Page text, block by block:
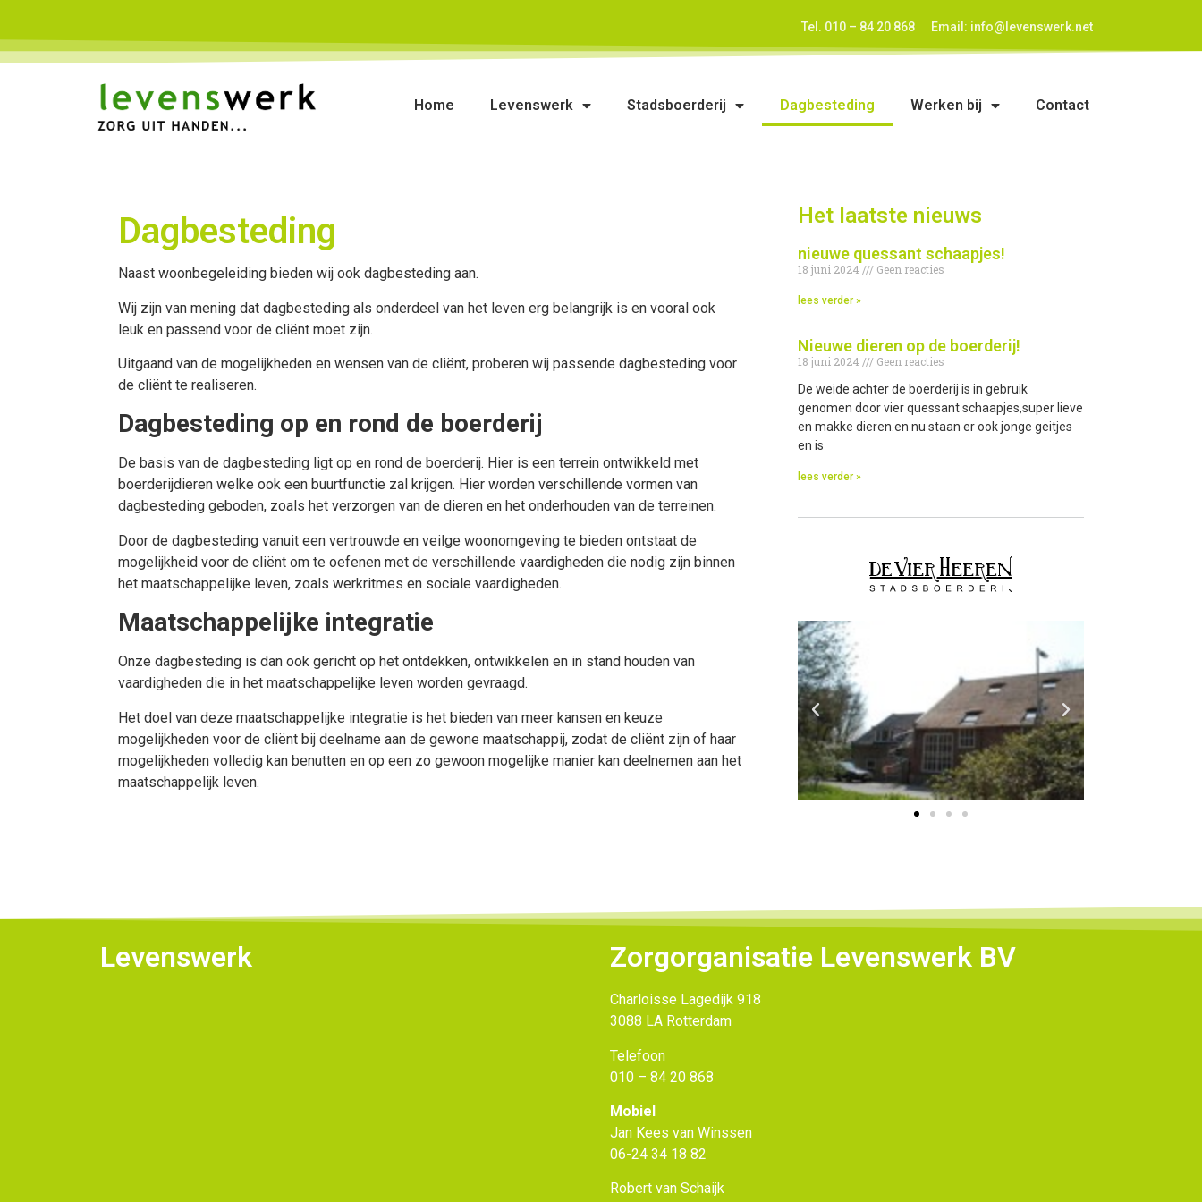
Tel. 010 – 84 20 868 Email: info@levenswerk.net
Home Levenswerk Stadsboerderij Dagbesteding Werken bij Contact
Dagbesteding
Naast woonbegeleiding bieden wij ook dagbesteding aan.
Wij zijn van mening dat dagbesteding als onderdeel van het leven erg belangrijk is en vooral ook
leuk en passend voor de cliënt moet zijn.
Uitgaand van de mogelijkheden en wensen van de cliënt, proberen wij passende dagbesteding voor
de cliënt te realiseren.
Dagbesteding op en rond de boerderij
De basis van de dagbesteding ligt op en rond de boerderij. Hier is een terrein ontwikkeld met
boerderijdieren welke ook een buurtfunctie zal krijgen. Hier worden verschillende vormen van
dagbesteding geboden, zoals het verzorgen van de dieren en het onderhouden van de terreinen.
Door de dagbesteding vanuit een vertrouwde en veilge woonomgeving te bieden ontstaat de
mogelijkheid voor de cliënt om te oefenen met de verschillende vaardigheden die nodig zijn binnen
het maatschappelijke leven, zoals werkritmes en sociale vaardigheden.
Maatschappelijke integratie
Onze dagbesteding is dan ook gericht op het ontdekken, ontwikkelen en in stand houden van
vaardigheden die in het maatschappelijke leven worden gevraagd.
Het doel van deze maatschappelijke integratie is het bieden van meer kansen en keuze
mogelijkheden voor de cliënt bij deelname aan de gewone maatschappij, zodat de cliënt zijn of haar
mogelijkheden volledig kan benutten en op een zo gewoon mogelijke manier kan deelnemen aan het
maatschappelijk leven.
Het laatste nieuws
nieuwe quessant schaapjes!
18 juni 2024 Geen reacties
lees verder »
Nieuwe dieren op de boerderij!
18 juni 2024
Geen reacties
De weide achter de boerderij is in gebruik
genomen door vier quessant schaapjes,super lieve
en makke dieren.en nu staan er ook jonge geitjes
en is
lees verder »
Levenswerk Zorgorganisatie Levenswerk BV
Charloisse Lagedijk 918
3088 LA Rotterdam
Telefoon
010 – 84 20 868
Mobiel
Jan Kees van Winssen
06-24 34 18 82
Robert van Schaijk